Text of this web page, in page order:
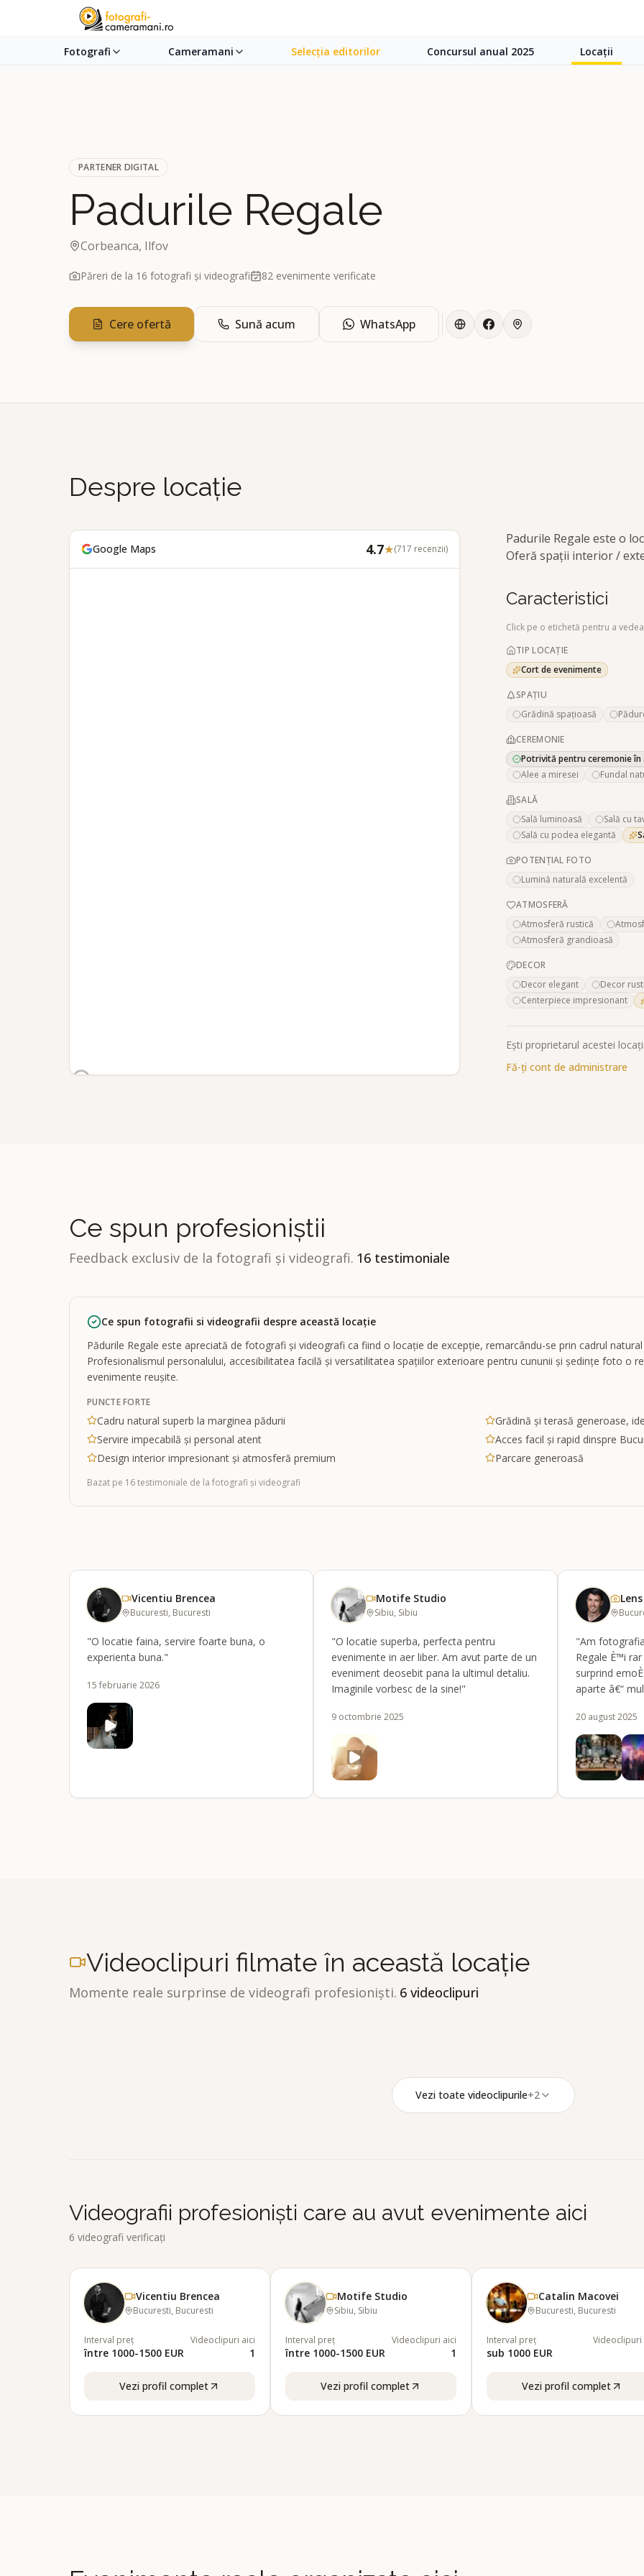
Fotografi Cameramani Selecția editorilor Concursul anual 2025 Locații
PARTENER DIGITAL
Padurile Regale
Corbeanca, Ilfov
Păreri de la 16 fotografi și videografi 82 evenimente verificate
Cere ofertă Sună acum WhatsApp
Despre locație
Google Maps 4.7★(717 recenzii)
Padurile Regale este o
Oferă spații interior /
Caracteristici
Click pe o etichetă pentru a
TIP LOCAȚIE
Cort de evenimente
SPAȚIU
Grădină spațioasă
CEREMONIE
Potrivită pentru ceremonie în
Alee a miresei
Fundal
SALĂ
Sală luminoasă
Sală cu
Sală cu podea elegantă
POTENȚIAL FOTO
Lumină naturală excelentă
ATMOSFERĂ
Atmosferă rustică
Atmosferă grandioasă
DECOR
Decor elegant
Decor
Centerpiece impresionant
Ești proprietarul acestei
Fă-ți cont de administrare
Ce spun profesioniștii
Feedback exclusiv de la fotografi și videografi. 16 testimoniale
Ce spun fotografii si videografii despre această locație
Pădurile Regale este apreciată de fotografi și videografi ca fiind o locație de excepție, remarcându-se prin cadrul
Profesionalismul personalului, accesibilitatea facilă și versatilitatea spațiilor exterioare pentru cununii și ședințe foto o
evenimente reușite.
PUNCTE FORTE
Cadru natural superb la marginea pădurii
Grădină și terasă generoase,
Servire impecabilă și personal atent
Acces facil și rapid dinspre
Design interior impresionant și atmosferă premium
Parcare generoasă
Bazat pe 16testimoniale de la fotografi și videografi
Vicentiu Brencea
Bucuresti, Bucuresti
"O locatie faina, servire foarte buna, o
experienta buna."
15 februarie 2026
Motife Studio
Sibiu, Sibiu
"O locatie superba, perfecta pentru
evenimente in aer liber. Am avut parte de un
eveniment deosebit pana la ultimul detaliu.
Imaginile vorbesc de la sine!"
9 octombrie 2025
"Am
Regale È™i
surprind
aparte â€“
atmosferÄƒ
combinaÈ›ie
intime, cu
de alÈ›ii.
face sÄƒ spui:
20 august 2025
Videoclipuri filmate în această locație
Momente reale surprinse de videografi profesioniști. 6 videoclipuri
Vezi toate videoclipurile+2
Videografii profesioniști care au avut evenimente aici
6 videografi verificați
Vicentiu Brencea
Bucuresti, Bucuresti
Interval preț
între 1000-1500 EUR
Videoclipuri aici
1
Vezi profil complet
Motife Studio
Sibiu, Sibiu
Interval preț
între 1000-1500 EUR
Videoclipuri aici
1
Vezi profil complet
Catalin Macovei
Bucuresti, Bucuresti
Interval preț
sub 1000 EUR
Videoclipuri
Vezi profil complet